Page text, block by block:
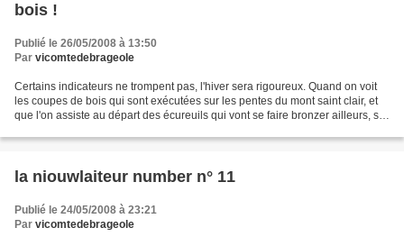
bois !
Publié le 26/05/2008 à 13:50
Par vicomtedebrageole
Certains indicateurs ne trompent pas, l'hiver sera rigoureux. Quand on voit
les coupes de bois qui sont exécutées sur les pentes du mont saint clair, et
que l'on assiste au départ des écureuils qui vont se faire bronzer ailleurs, si
la niouwlaiteur number n° 11
Publié le 24/05/2008 à 23:21
Par vicomtedebrageole